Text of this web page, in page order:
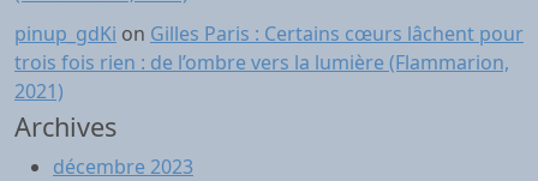
pinup_gdKi on Gilles Paris : Certains cœurs lâchent pour
trois fois rien : de l’ombre vers la lumière (Flammarion,
2021)
Archives
décembre 2023